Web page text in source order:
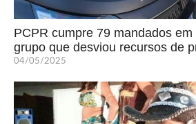
PCPR cumpre 79 mandados
grupo que desviou recursos de
04/05/2025